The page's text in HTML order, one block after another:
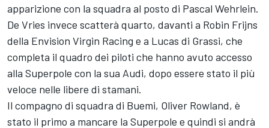
apparizione con la squadra al posto di Pascal Wehrlein.
De Vries invece scatterà quarto, davanti a Robin Frijns
della Envision Virgin Racing e a Lucas di Grassi, che
completa il quadro dei piloti che hanno avuto accesso
alla Superpole con la sua Audi, dopo essere stato il più
veloce nelle libere di stamani.
Il compagno di squadra di Buemi, Oliver Rowland, è
stato il primo a mancare la Superpole e quindi si andrà